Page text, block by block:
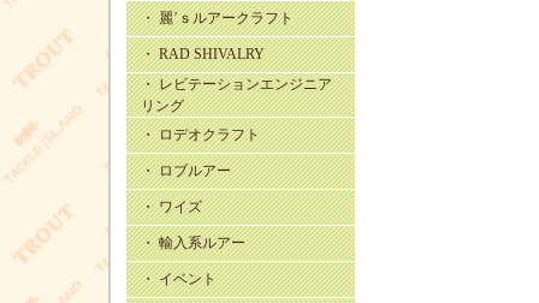
・ 麗’ｓルアークラフト
・ RAD SHIVALRY
・ レビテーションエンジニア
リング
・ ロデオクラフト
・ ロブルアー
・ ワイズ
・ 輸入系ルアー
・ イベント